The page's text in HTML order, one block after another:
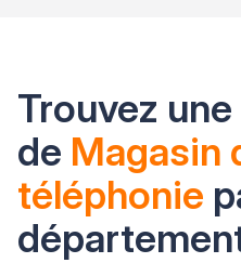
Trouvez
de Magasin
téléphonie